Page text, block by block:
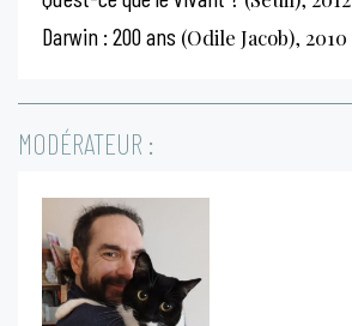
Darwin : 200 ans (Odile Jacob), 2010
MODÉRATEUR :